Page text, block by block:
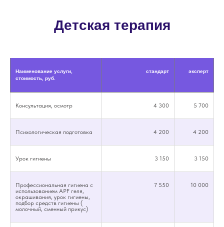
Детская терапия
Наименование услуги,
стоимость, руб.
стандарт эксперт
Консультация, осмотр 4 300 5 700
Психологическая подготовка 4 200 4 200
Урок гигиены 3 150 3 150
Профессиональная гигиена с
использованием APF геля,
окрашивания, урок гигиены,
подбор средств гигиены (
молочный, сменный прикус)
7 550 10 000